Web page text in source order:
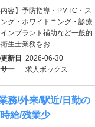
内容】予防指導・PMTC・ス
グ・ホワイトニング・診療
ンプラント補助など一般的
生士業務をお…
新日 2026-06-30
ー
求人ボックス
務/外来/駅近/日勤の
給/残業少